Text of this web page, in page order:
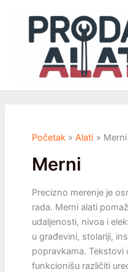
Početak Alati Merni
Merni
Precizno merenje je
rada. Merni alati
udaljenosti, nivoa i
u građevini, stolariji,
popravkama. Tekstovi
funkcionišu različiti